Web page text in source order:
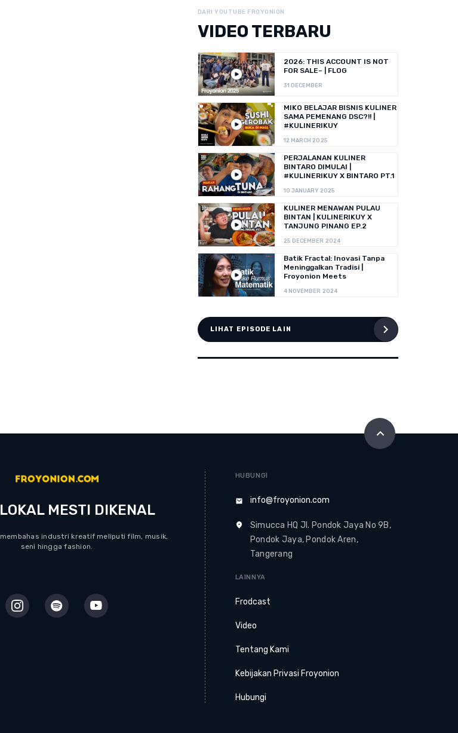
DARI YOUTUBE FROYONION
VIDEO TERBARU
2026: THIS ACCOUNT IS NOT
FOR SALE~ | FLOG
31 DECEMBER
MIKO BELAJAR BISNIS KULINER
SAMA PEMENANG DSC?!! |
#KULINERIKUY
12 MARCH 2025
PERJALANAN KULINER
BINTARO DIMULAI |
#KULINERIKUY X BINTARO PT.1
10 JANUARY 2025
KULINER MENAWAN PULAU
BINTAN | KULINERIKUY X
TANJUNG PINANG EP.2
25 DECEMBER 2024
Batik Fractal: Inovasi Tanpa
Meninggalkan Tradisi |
Froyonion Meets
4 NOVEMBER 2024
LIHAT EPISODE LAIN
MESTI DIKENAL
industri kreatif meliputi film, musik,
seni hingga fashion.
HUBUNGI
info@froyonion.com
Simucca HQ Jl. Pondok Jaya No 9B,
Pondok Jaya, Pondok Aren,
Tangerang
LAINNYA
Frodcast
Video
Tentang Kami
Kebijakan Privasi Froyonion
Hubungi